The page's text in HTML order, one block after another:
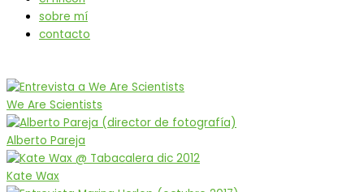
sobre mí
contacto
We Are Scientists
Alberto Pareja
Kate Wax